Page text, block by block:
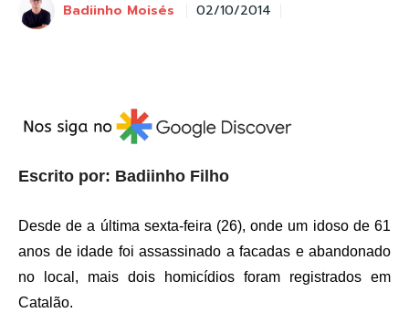
Badiinho Moisés 02/10/2014
Escrito por: Badiinho Filho
Desde de a última sexta-feira (26), onde um idoso de 61
anos de idade foi assassinado a facadas e abandonado
no local, mais dois homicídios foram registrados em
Catalão.